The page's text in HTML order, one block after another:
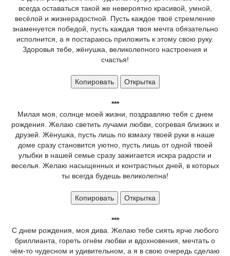
всегда оставаться такой же невероятно красивой, умной,
весёлой и жизнерадостной. Пусть каждое твоё стремление
знаменуется победой, пусть каждая твоя мечта обязательно
исполнится, а я постараюсь приложить к этому свою руку.
Здоровья тебе, жёнушка, великолепного настроения и
счастья!
Копировать Открытка
***
Милая моя, солнце моей жизни, поздравляю тебя с днем
рождения. Желаю светить лучами любви, согревая близких и
друзей. Жёнушка, пусть лишь по взмаху твоей руки в наше
доме сразу становится уютно, пусть лишь от одной твоей
улыбки в нашей семье сразу зажигается искра радости и
веселья. Желаю насыщенных и контрастных дней, в которых
ты всегда будешь великолепна!
Копировать Открытка
***
С днем рождения, моя дива. Желаю тебе сиять ярче любого
бриллианта, гореть огнём любви и вдохновения, мечтать о
чём-то чудесном и удивительном, а я в свою очередь сделаю